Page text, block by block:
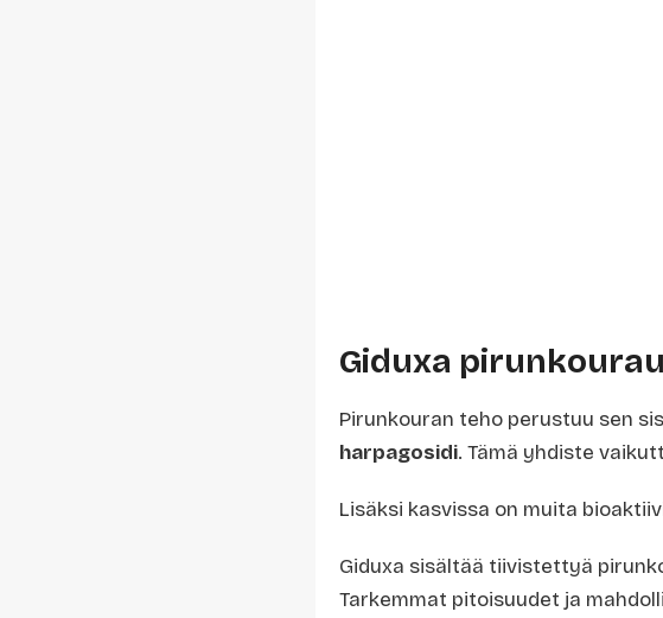
Giduxa
Pirunkouran teho perustuu sen
harpagosidi. Tämä yhdiste
Lisäksi kasvissa on muita
Giduxa sisältää tiivistettyä
Tarkemmat pitoisuudet ja